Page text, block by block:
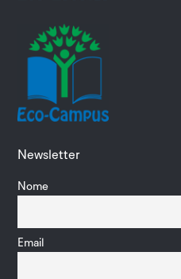
Newsletter
Nome
Email